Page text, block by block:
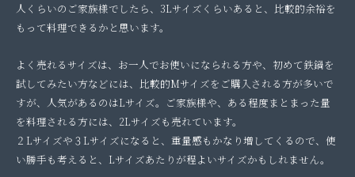
人くらいのご家族様でしたら、3Lサイズくらいあると、比較的余裕を
もって料理できるかと思います。
よく売れるサイズは、お一人でお使いになられる方や、初めて鉄鍋を
試してみたい方などには、比較的Mサイズをご購入される方が多いで
すが、人気があるのはLサイズ。ご家族様や、ある程度まとまった量
を料理される方には、2Lサイズも売れています。
２Lサイズや３Lサイズになると、重量感もかなり増してくるので、使
い勝手も考えると、Lサイズあたりが程よいサイズかもしれません。